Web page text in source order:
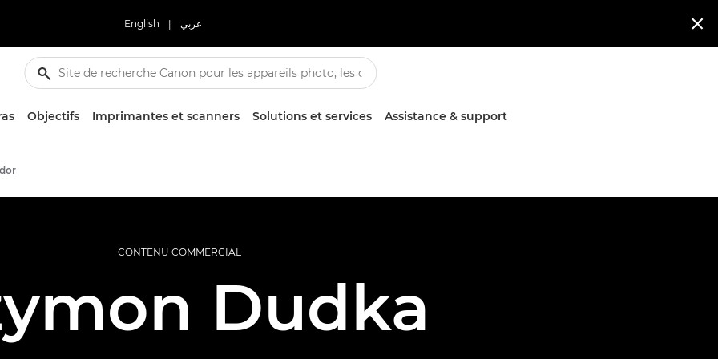
English | عربي 
Objectifs Imprimantes et scanners Solutions et services Assistance & support
CONTENU COMMERCIAL
Dudka